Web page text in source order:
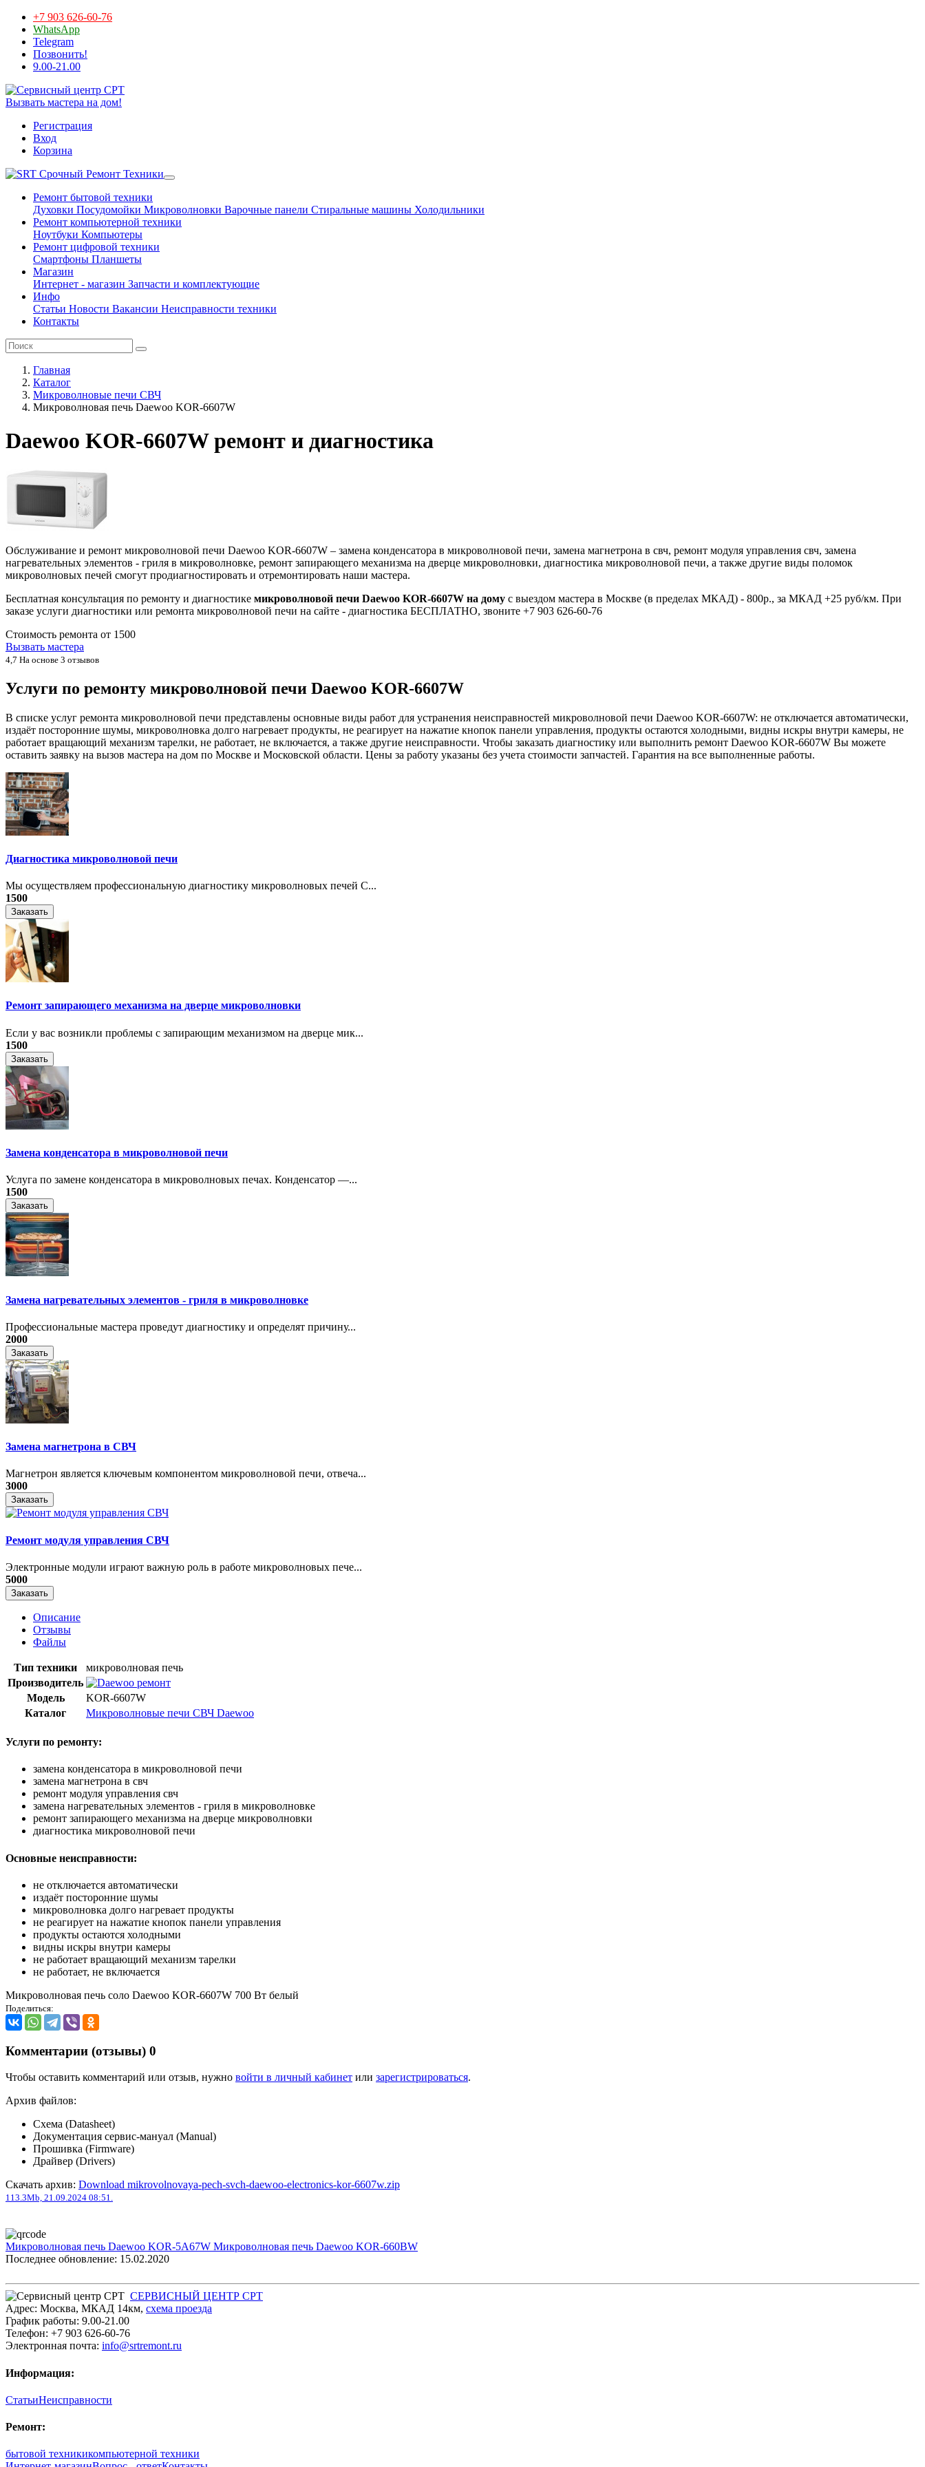
+7 903 626-60-76
WhatsApp
Telegram
Позвонить!
9.00-21.00
Вызвать мастера на дом!
Регистрация
Вход
Корзина
Срочный Ремонт Техники
Ремонт бытовой техники
Духовки Посудомойки Микроволновки Варочные панели Стиральные машины Холодильники
Ремонт компьютерной техники
Ноутбуки Компьютеры
Ремонт цифровой техники
Смартфоны Планшеты
Магазин
Интернет - магазин Запчасти и комплектующие
Инфо
Статьи Новости Вакансии Неисправности техники
Контакты
Главная
Каталог
Микроволновые печи СВЧ
Микроволновая печь Daewoo KOR-6607W
Daewoo KOR-6607W ремонт и диагностика
Обслуживание и ремонт микроволновой печи Daewoo KOR-6607W – замена конденсатора в микроволновой печи, замена магнетрона в свч, ремонт модуля управления свч, замена
нагревательных элементов - гриля в микроволновке, ремонт запирающего механизма на дверце микроволновки, диагностика микроволновой печи, а также другие виды поломок
микроволновых печей смогут продиагностировать и отремонтировать наши мастера.
Бесплатная консультация по ремонту и диагностике микроволновой печи Daewoo KOR-6607W на дому с выездом мастера в Москве (в пределах МКАД) - 800р., за МКАД +25 руб/км. При
заказе услуги диагностики или ремонта микроволновой печи на сайте - диагностика БЕСПЛАТНО, звоните +7 903 626-60-76
Стоимость ремонта от 1500
Вызвать мастера
4,7 На основе 3 отзывов
Услуги по ремонту микроволновой печи Daewoo KOR-6607W
В списке услуг ремонта микроволновой печи представлены основные виды работ для устранения неисправностей микроволновой печи Daewoo KOR-6607W: не отключается автоматически,
издаёт посторонние шумы, микроволновка долго нагревает продукты, не реагирует на нажатие кнопок панели управления, продукты остаются холодными, видны искры внутри камеры, не
работает вращающий механизм тарелки, не работает, не включается, а также другие неисправности. Чтобы заказать диагностику или выполнить ремонт Daewoo KOR-6607W Вы можете
оставить заявку на вызов мастера на дом по Москве и Московской области. Цены за работу указаны без учета стоимости запчастей. Гарантия на все выполненные работы.
Диагностика микроволновой печи
Мы осуществляем профессиональную диагностику микроволновых печей С...
1500
Заказать
Ремонт запирающего механизма на дверце микроволновки
Если у вас возникли проблемы с запирающим механизмом на дверце мик...
1500
Заказать
Замена конденсатора в микроволновой печи
Услуга по замене конденсатора в микроволновых печах. Конденсатор —...
1500
Заказать
Замена нагревательных элементов - гриля в микроволновке
Профессиональные мастера проведут диагностику и определят причину...
2000
Заказать
Замена магнетрона в СВЧ
Магнетрон является ключевым компонентом микроволновой печи, отвеча...
3000
Заказать
Ремонт модуля управления СВЧ
​Электронные модули играют важную роль в работе микроволновых пече...
5000
Заказать
Описание
Отзывы
Файлы
Тип техники
микроволновая печь
Производитель
Модель
KOR-6607W
Каталог
Микроволновые печи СВЧ Daewoo
Услуги по ремонту:
замена конденсатора в микроволновой печи
замена магнетрона в свч
ремонт модуля управления свч
замена нагревательных элементов - гриля в микроволновке
ремонт запирающего механизма на дверце микроволновки
диагностика микроволновой печи
Основные неисправности:
не отключается автоматически
издаёт посторонние шумы
микроволновка долго нагревает продукты
не реагирует на нажатие кнопок панели управления
продукты остаются холодными
видны искры внутри камеры
не работает вращающий механизм тарелки
не работает, не включается
Микроволновая печь соло Daewoo KOR-6607W 700 Вт белый
Поделиться:
Комментарии (отзывы) 0
Чтобы оставить комментарий или отзыв, нужно войти в личный кабинет или зарегистрироваться.
Архив файлов:
Схема (Datasheet)
Документация сервис-мануал (Manual)
Прошивка (Firmware)
Драйвер (Drivers)
Скачать архив: Download mikrovolnovaya-pech-svch-daewoo-electronics-kor-6607w.zip
113.3Mb, 21.09.2024 08:51.
Микроволновая печь Daewoo KOR-5A67W Микроволновая печь Daewoo KOR-660BW
Последнее обновление: 15.02.2020
СЕРВИСНЫЙ ЦЕНТР СРТ
Адрес: Москва, МКАД 14км, cхема проезда
График работы: 9.00-21.00
Телефон: +7 903 626-60-76
Электронная почта: info@srtremont.ru
Информация:
СтатьиНеисправности
Ремонт:
бытовой техникикомпьютерной техники